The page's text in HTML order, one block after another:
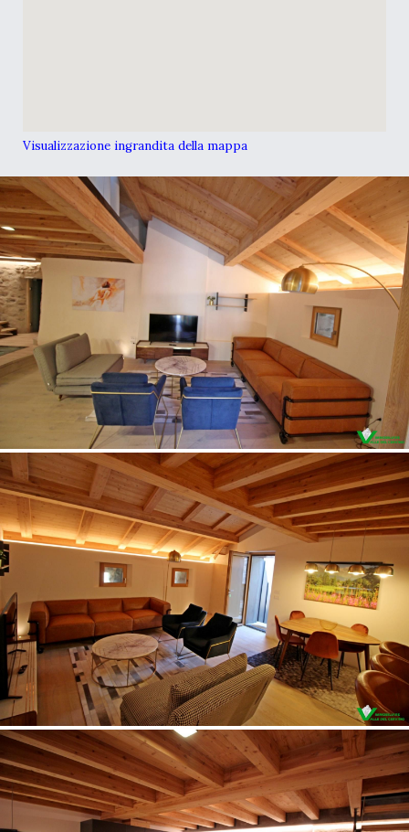
Visualizzazione ingrandita della mappa